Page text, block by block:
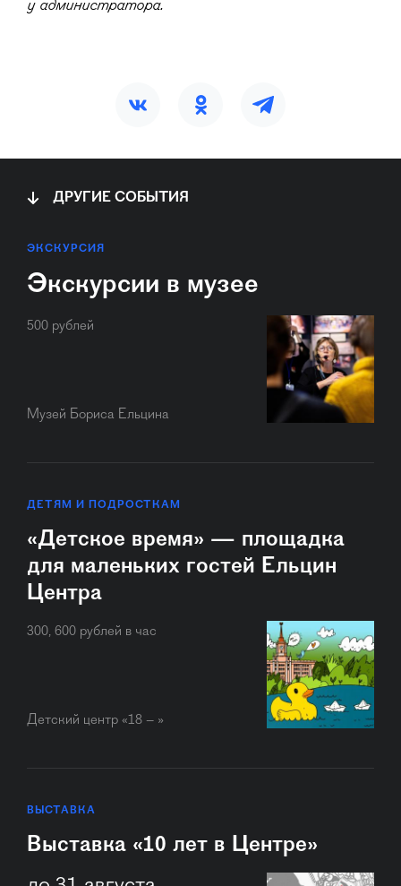
у администратора.
ДРУГИЕ СОБЫТИЯ
ЭКСКУРСИЯ
Экскурсии в музее
500 рублей
Музей Бориса Ельцина
ДЕТЯМ И ПОДРОСТКАМ
«Детское время» — площадка
для маленьких гостей Ельцин
Центра
300, 600 рублей в час
Детский центр «18 – »
ВЫСТАВКА
Выставка «10 лет в Центре»